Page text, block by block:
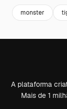
monster
A plataforma
Mais de 1